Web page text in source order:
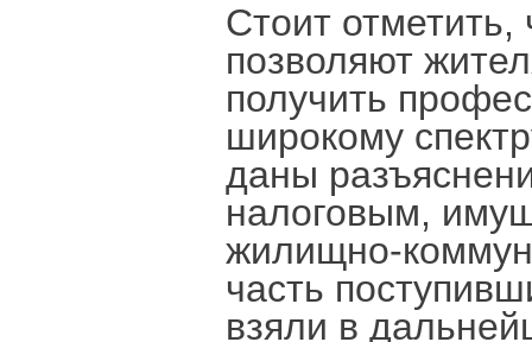
Стоит
позволяют
получить
широкому
даны
налоговым,
жилищно-
часть
взяли в